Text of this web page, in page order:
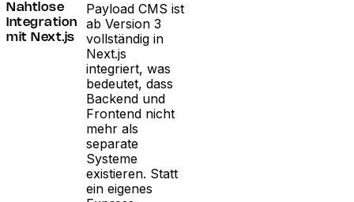
Nahtlose
Integration
mit Next.js
Payload CMS ist
ab Version 3
vollständig in
Next.js
integriert, was
bedeutet, dass
Backend und
Frontend nicht
mehr als
separate
Systeme
existieren. Statt
ein eigenes